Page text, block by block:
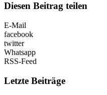
Diesen Beitrag teilen
E-Mail
facebook
twitter
Whatsapp
RSS-Feed
Letzte Beiträge